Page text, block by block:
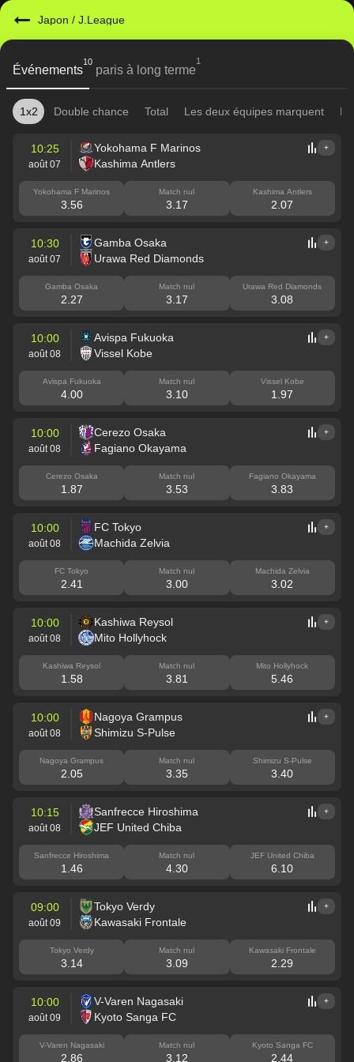
Japon / J.League
Événements
10
paris à long terme
1
1x2 Double chance Total Les deux équipes marquent
10:25
août 07
Yokohama F Marinos
Kashima Antlers
+
Yokohama F Marinos
3.56
Match nul
3.17
Kashima Antlers
2.07
10:30
août 07
Gamba Osaka
Urawa Red Diamonds
+
Gamba Osaka
2.27
Match nul
3.17
Urawa Red Diamonds
3.08
10:00
août 08
Avispa Fukuoka
Vissel Kobe
+
Avispa Fukuoka
4.00
Match nul
3.10
Vissel Kobe
1.97
10:00
août 08
Cerezo Osaka
Fagiano Okayama
+
Cerezo Osaka
1.87
Match nul
3.53
Fagiano Okayama
3.83
10:00
août 08
FC Tokyo
Machida Zelvia
+
FC Tokyo
2.41
Match nul
3.00
Machida Zelvia
3.02
10:00
août 08
Kashiwa Reysol
Mito Hollyhock
+
Kashiwa Reysol
1.58
Match nul
3.81
Mito Hollyhock
5.46
10:00
août 08
Nagoya Grampus
Shimizu S-Pulse
+
Nagoya Grampus
2.05
Match nul
3.35
Shimizu S-Pulse
3.40
10:15
août 08
Sanfrecce Hiroshima
JEF United Chiba
+
Sanfrecce Hiroshima
1.46
Match nul
4.30
JEF United Chiba
6.10
09:00
août 09
Tokyo Verdy
Kawasaki Frontale
+
Tokyo Verdy
3.14
Match nul
3.09
Kawasaki Frontale
2.29
10:00
août 09
V-Varen Nagasaki
Kyoto Sanga FC
+
V-Varen Nagasaki
2.86
Match nul
3.12
Kyoto Sanga FC
2.44